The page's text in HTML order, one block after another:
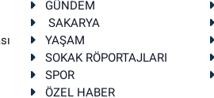
GÜNDEM
SAKARYA
YAŞAM
SOKAK RÖPORTAJLARI
SPOR
ÖZEL HABER